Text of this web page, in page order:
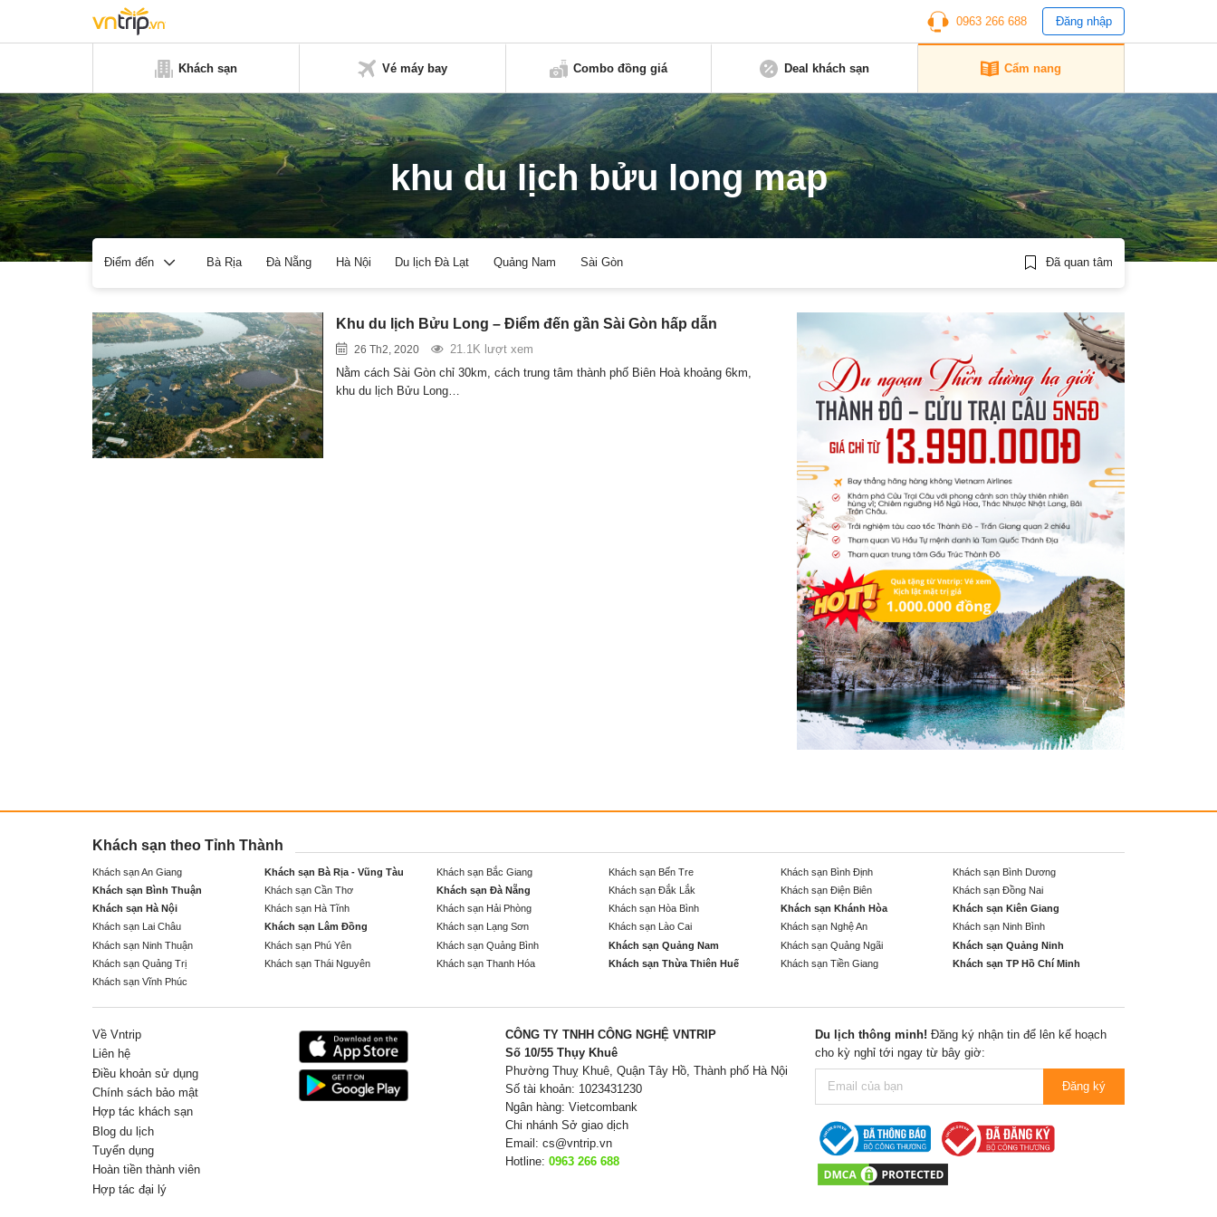
0963 266 688 Đăng nhập
Khách sạn Vé máy bay Combo đồng giá Deal khách sạn Cẩm nang
khu du lịch bửu long map
Điểm đến Bà Rịa Đà Nẵng Hà Nội Du lịch Đà Lạt Quảng Nam Sài Gòn Đã quan tâm
Khu du lịch Bửu Long – Điểm đến gần Sài Gòn hấp dẫn
26 Th2, 2020
21.1K lượt xem
Nằm cách Sài Gòn chỉ 30km, cách trung tâm thành phố Biên Hoà khoảng 6km,
khu du lịch Bửu Long…
Khách sạn theo Tỉnh Thành
Khách sạn An Giang Khách sạn Bà Rịa - Vũng Tàu Khách sạn Bắc Giang Khách sạn Bến Tre Khách sạn Bình Định
Khách sạn Bình Dương
Khách sạn Bình Thuận
Khách sạn Cần Thơ Khách sạn Đà Nẵng Khách sạn Đắk Lắk Khách sạn Điện Biên
Khách sạn Đồng Nai
Khách sạn Hà Nội
Khách sạn Hà Tĩnh Khách sạn Hải Phòng Khách sạn Hòa Bình Khách sạn Khánh Hòa
Khách sạn Kiên Giang
Khách sạn Lai Châu
Khách sạn Lâm Đồng Khách sạn Lạng Sơn Khách sạn Lào Cai Khách sạn Nghệ An
Khách sạn Ninh Bình
Khách sạn Ninh Thuận
Khách sạn Phú Yên Khách sạn Quảng Bình Khách sạn Quảng Nam Khách sạn Quảng Ngãi
Khách sạn Quảng Ninh
Khách sạn Quảng Trị
Khách sạn Thái Nguyên Khách sạn Thanh Hóa Khách sạn Thừa Thiên Huế Khách sạn Tiền Giang
Khách sạn TP Hồ Chí Minh
Khách sạn Vĩnh Phúc
Về Vntrip
Liên hệ
Điều khoản sử dụng
Chính sách bảo mật
Hợp tác khách sạn
Blog du lịch
Tuyển dụng
Hoàn tiền thành viên
Hợp tác đại lý
CÔNG TY TNHH CÔNG NGHỆ VNTRIP
Số 10/55 Thụy Khuê
Phường Thuỵ Khuê, Quận Tây Hồ, Thành phố Hà Nội
Số tài khoản: 1023431230
Ngân hàng: Vietcombank
Chi nhánh Sở giao dịch
Email: cs@vntrip.vn
Hotline: 0963 266 688
Du lịch thông minh! Đăng ký nhận tin để lên kế hoạch
cho kỳ nghỉ tới ngay từ bây giờ:
Đăng ký